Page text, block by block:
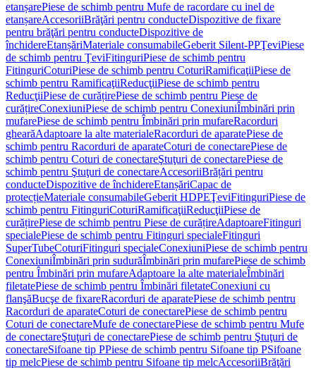
etanșarePiese de schimb pentru Mufe de racordare cu inel de
etanșareAccesoriiBrăţări pentru conducteDispozitive de fixare
pentru brăţări pentru conducteDispozitive de
închidereEtanșăriMateriale consumabileGeberit Silent-PPŢeviPiese
de schimb pentru ŢeviFitinguriPiese de schimb pentru
FitinguriCoturiPiese de schimb pentru CoturiRamificaţiiPiese de
schimb pentru RamificaţiiReducţiiPiese de schimb pentru
ReducţiiPiese de curățirePiese de schimb pentru Piese de
curățireConexiuniPiese de schimb pentru ConexiuniÎmbinări prin
mufarePiese de schimb pentru Îmbinări prin mufareRacorduri
ghearăAdaptoare la alte materialeRacorduri de aparatePiese de
schimb pentru Racorduri de aparateCoturi de conectarePiese de
schimb pentru Coturi de conectareŞtuţuri de conectarePiese de
schimb pentru Ştuţuri de conectareAccesoriiBrățări pentru
conducteDispozitive de închidereEtanșăriCapac de
protecțieMateriale consumabileGeberit HDPEŢeviFitinguriPiese de
schimb pentru FitinguriCoturiRamificaţiiReducţiiPiese de
curățirePiese de schimb pentru Piese de curățireAdaptoareFitinguri
specialePiese de schimb pentru Fitinguri specialeFitinguri
SuperTubeCoturiFitinguri specialeConexiuniPiese de schimb pentru
ConexiuniÎmbinări prin sudurăÎmbinări prin mufarePiese de schimb
pentru Îmbinări prin mufareAdaptoare la alte materialeÎmbinări
filetatePiese de schimb pentru Îmbinări filetateConexiuni cu
flanşăBucşe de fixareRacorduri de aparatePiese de schimb pentru
Racorduri de aparateCoturi de conectarePiese de schimb pentru
Coturi de conectareMufe de conectarePiese de schimb pentru Mufe
de conectareŞtuţuri de conectarePiese de schimb pentru Ştuţuri de
conectareSifoane tip PPiese de schimb pentru Sifoane tip PSifoane
tip melcPiese de schimb pentru Sifoane tip melcAccesoriiBrăţări